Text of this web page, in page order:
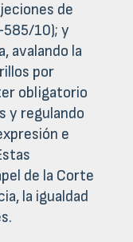
de
10); y
avalando la
por
obligatorio
y regulando
e
de la Corte
la igualdad